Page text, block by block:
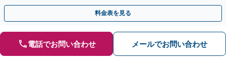
ぐ相談！
料金表を見る
電話でお問い合わせ メールでお問い合わせ